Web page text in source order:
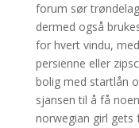
forum sør
dermed også
for hvert vindu,
persienne eller
bolig med startlån
sjansen til å få
norwegian girl gets